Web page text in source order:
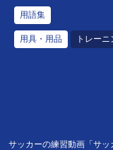
用語集
用具・用品 トレー
サッカーの練習動画「サ